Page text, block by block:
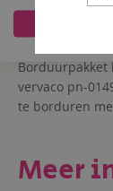
Borduurpakket
vervaco pn-
te borduren
Meer